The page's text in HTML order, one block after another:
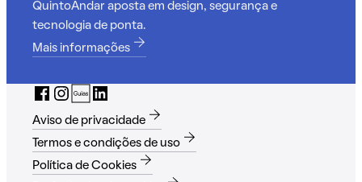
QuintoAndar aposta em design, segurança e
tecnologia de ponta.
Mais informações
Aviso de privacidade
Termos e condições de uso
Política de Cookies